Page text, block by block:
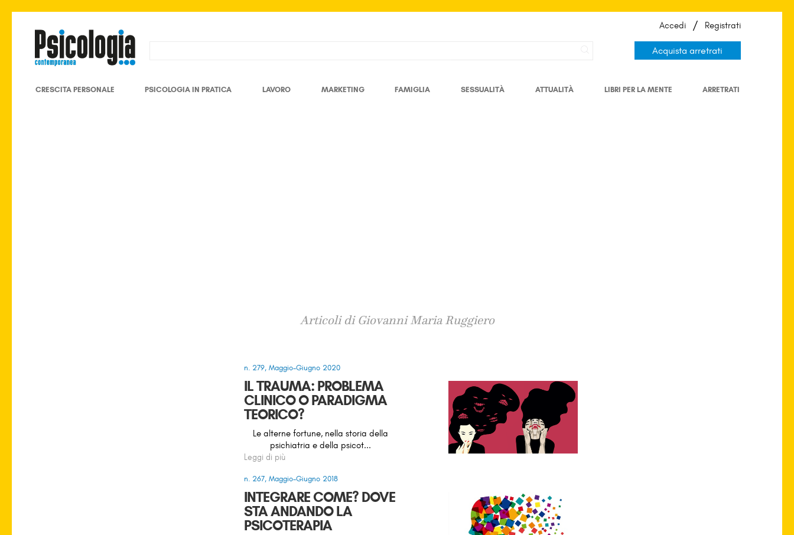
Acquista arretrati
Accedi / Registrati
CRESCITA PERSONALE PSICOLOGIA IN PRATICA LAVORO MARKETING FAMIGLIA SESSUALITÀ ATTUALITÀ LIBRI PER LA MENTE ARRETRATI
Articoli di Giovanni Maria Ruggiero
n. 279, Maggio-Giugno 2020
IL TRAUMA: PROBLEMA
CLINICO O PARADIGMA
TEORICO?
Le alterne fortune, nella storia della
psichiatria e della psicot...
Leggi di più
n. 267, Maggio-Giugno 2018
INTEGRARE COME? DOVE
STA ANDANDO LA
PSICOTERAPIA